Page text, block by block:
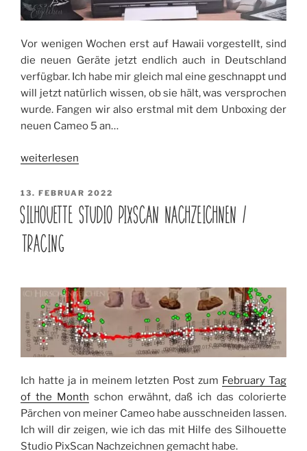
Vor wenigen Wochen erst auf Hawaii vorgestellt, sind
die neuen Geräte jetzt endlich auch in Deutschland
verfügbar. Ich habe mir gleich mal eine geschnappt und
will jetzt natürlich wissen, ob sie hält, was versprochen
wurde. Fangen wir also erstmal mit dem Unboxing der
neuen Cameo 5 an…
„Die
Cameo
5
–
Unboxing!“
weiterlesen
VERÖFFENTLICHT
AM
13. FEBRUAR 2022
SILHOUETTE STUDIO PIXSCAN NACHZEICHNEN /
TRACING
Ich hatte ja in meinem letzten Post zum February Tag
of the Month schon erwähnt, daß ich das colorierte
Pärchen von meiner Cameo habe ausschneiden lassen.
Ich will dir zeigen, wie ich das mit Hilfe des Silhouette
Studio PixScan Nachzeichnen gemacht habe.